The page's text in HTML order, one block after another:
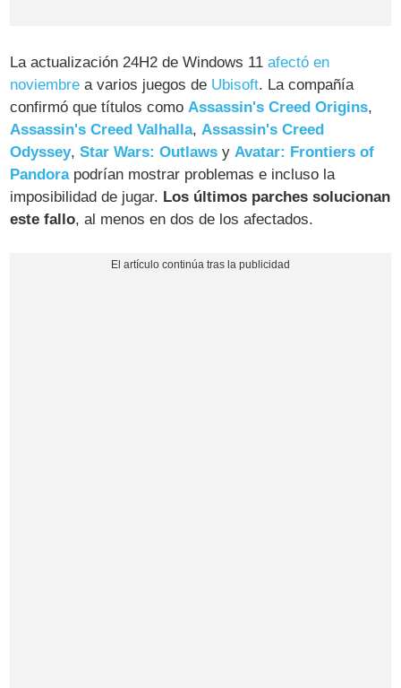
La actualización 24H2 de Windows 11afectó en
noviembre a varios juegos de Ubisoft. La compañía
confirmó que títulos comoAssassin's Creed Origins,
Assassin's Creed Valhalla,Assassin's Creed
Odyssey,Star Wars: Outlaws yAvatar: Frontiers of
Pandorapodrían mostrar problemas e incluso la
imposibilidad de jugar. Los últimos parches solucionan
este fallo, al menos en dos de los afectados.